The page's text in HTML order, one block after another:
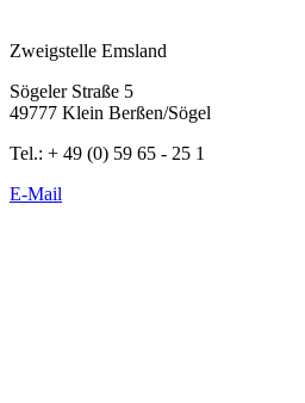
Zweigstelle Emsland
Sögeler Straße 5
49777 Klein Berßen/Sögel
Tel.: + 49 (0) 59 65 - 25 1
E-Mail